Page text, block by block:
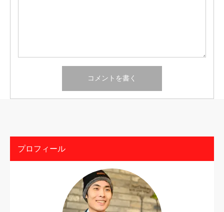
プロフィール